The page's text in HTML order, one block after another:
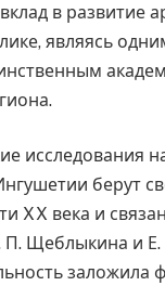
в развитие
являясь
исследования
берут
XX века и
П. Щеблыкина и Е.
заложила